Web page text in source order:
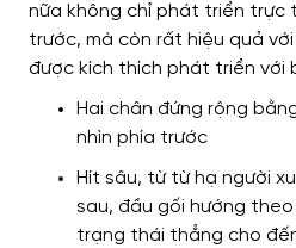
nữa không chỉ phát triển trực
trước, mà còn rất hiệu quả với
được kích thích phát triển với
Hai chân đứng rộng
nhìn phía trước
Hít sâu, từ từ hạ người
sau, đầu gối hướng
trạng thái thẳng cho